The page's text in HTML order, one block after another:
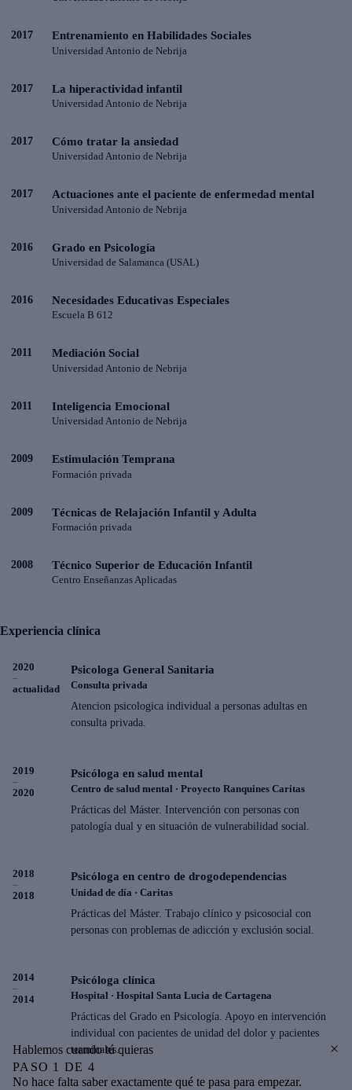
2017 Entrenamiento en Habilidades Sociales
Universidad Antonio de Nebrija
2017 La hiperactividad infantil
Universidad Antonio de Nebrija
2017 Cómo tratar la ansiedad
Universidad Antonio de Nebrija
2017 Actuaciones ante el paciente de enfermedad mental
Universidad Antonio de Nebrija
2016 Grado en Psicología
Universidad de Salamanca (USAL)
2016 Necesidades Educativas Especiales
Escuela B 612
2011 Mediación Social
Universidad Antonio de Nebrija
2011 Inteligencia Emocional
Universidad Antonio de Nebrija
2009 Estimulación Temprana
Formación privada
2009 Técnicas de Relajación Infantil y Adulta
Formación privada
2008 Técnico Superior de Educación Infantil
Centro Enseñanzas Aplicadas
Experiencia clínica
2020
–
actualidad
Psicologa General Sanitaria
Consulta privada
Atencion psicologica individual a personas adultas en
consulta privada.
2019
–
2020
Psicóloga en salud mental
Centro de salud mental · Proyecto Ranquines Caritas
Prácticas del Máster. Intervención con personas con
patología dual y en situación de vulnerabilidad social.
2018
–
2018
Psicóloga en centro de drogodependencias
Unidad de día · Caritas
Prácticas del Máster. Trabajo clínico y psicosocial con
personas con problemas de adicción y exclusión social.
2014
–
2014
Psicóloga clínica
Hospital · Hospital Santa Lucia de Cartagena
Prácticas del Grado en Psicología. Apoyo en intervención
individual con pacientes de unidad del dolor y pacientes
terminales.
Hablemos cuando tú quieras
PASO 1 DE 4
No hace falta saber exactamente qué te pasa para empezar.